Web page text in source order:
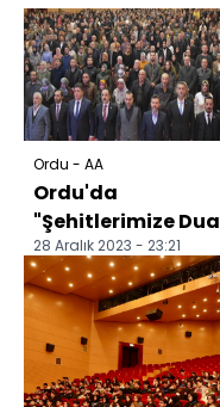
Ordu - AA
Ordu'da
"Şehitlerimize Dua
Filistin'e Vefa"
programı
düzenlendi
28 Aralık 2023 - 23:21